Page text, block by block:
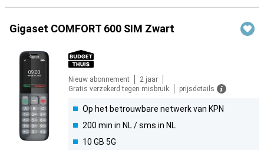
Gigaset COMFORT 600 SIM Zwart
Nieuw abonnement
2 jaar
Gratis verzekerd tegen misbruik
prijsdetails
Op het betrouwbare netwerk van KPN
200 min in NL / sms in NL
10 GB 5G